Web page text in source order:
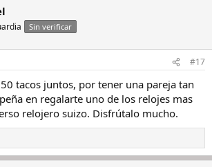
Sin verificar
#17
tacos juntos, por tener una pareja tan
en regalarte uno de los relojes mas
relojero suizo. Disfrútalo mucho.